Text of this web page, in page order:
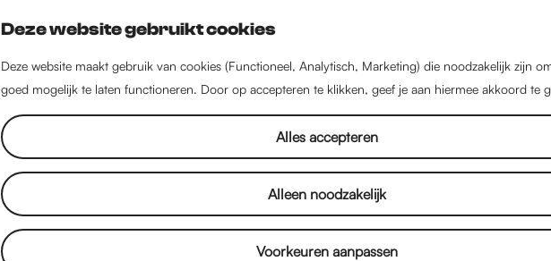
Deze website gebruikt cookies
Deze website maakt gebruik van cookies (Functioneel, Analytisch, Marketing) die noodzakelijk zijn
goed mogelijk te laten functioneren. Door op accepteren te klikken, geef je aan hiermee akkoord te
Alles accepteren
Alleen noodzakelijk
Voorkeuren aanpassen
o
e
k
n